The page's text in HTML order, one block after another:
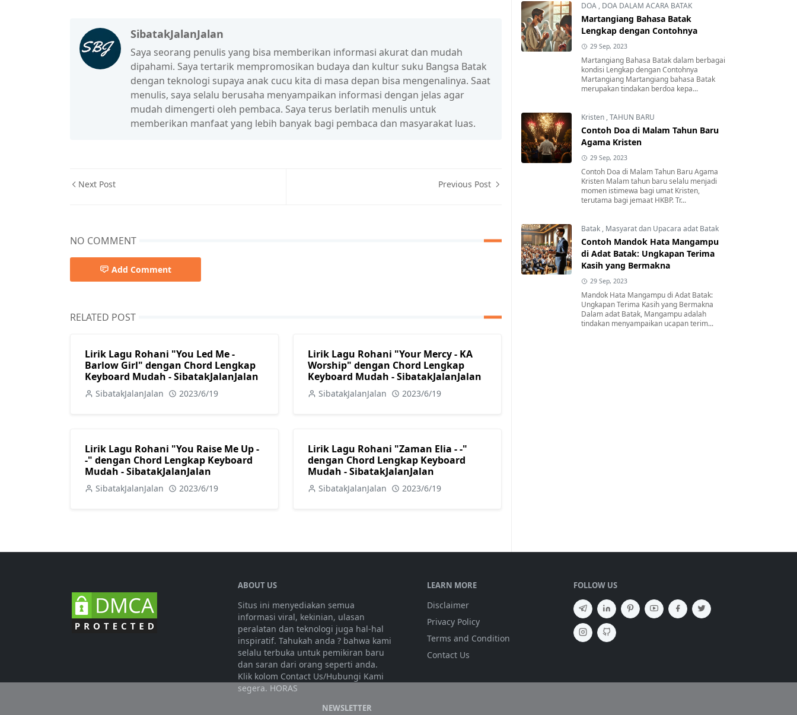
SibatakJalanJalan
Saya seorang penulis yang bisa memberikan informasi akurat dan mudah
dipahami. Saya tertarik mempromosikan budaya dan kultur suku Bangsa Batak
dengan teknologi supaya anak cucu kita di masa depan bisa mengenalinya. Saat
menulis, saya selalu berusaha menyampaikan informasi dengan jelas agar
mudah dimengerti oleh pembaca. Saya terus berlatih menulis untuk
memberikan manfaat yang lebih banyak bagi pembaca dan masyarakat luas.
Next Post Previous Post
NO COMMENT
Add Comment
RELATED POST
Lirik Lagu Rohani "You Led Me -
Barlow Girl" dengan Chord Lengkap
Keyboard Mudah - SibatakJalanJalan
SibatakJalanJalan 2023/6/19
Lirik Lagu Rohani "Your Mercy - KA
Worship" dengan Chord Lengkap
Keyboard Mudah - SibatakJalanJalan
SibatakJalanJalan 2023/6/19
Lirik Lagu Rohani "You Raise Me Up -
-" dengan Chord Lengkap Keyboard
Mudah - SibatakJalanJalan
SibatakJalanJalan 2023/6/19
Lirik Lagu Rohani "Zaman Elia - -"
dengan Chord Lengkap Keyboard
Mudah - SibatakJalanJalan
SibatakJalanJalan 2023/6/19
DOA , DOA DALAM ACARA BATAK
Martangiang Bahasa Batak
Lengkap dengan Contohnya
29 Sep, 2023
Martangiang Bahasa Batak dalam berbagai
kondisi Lengkap dengan Contohnya
Martangiang Martangiang bahasa Batak
merupakan tindakan berdoa kepa...
Kristen ,TAHUN BARU
Contoh Doa di Malam Tahun Baru
Agama Kristen
29 Sep, 2023
Contoh Doa di Malam Tahun Baru Agama
Kristen Malam tahun baru selalu menjadi
momen istimewa bagi umat Kristen,
terutama bagi jemaat HKBP. Tr...
Batak , Masyarat dan Upacara adat Batak
Contoh Mandok Hata Mangampu
di Adat Batak: Ungkapan Terima
Kasih yang Bermakna
29 Sep, 2023
Mandok Hata Mangampu di Adat Batak:
Ungkapan Terima Kasih yang Bermakna
Dalam adat Batak, Mangampu adalah
tindakan menyampaikan ucapan terim...
ABOUT US
Situs ini menyediakan semua
informasi viral, kekinian, ulasan
peralatan dan teknologi juga hal-hal
inspiratif. Tahukah anda ? bahwa kami
selalu terbuka untuk pemikiran baru
dan saran dari orang seperti anda.
Klik kolom Contact Us/Hubungi Kami
segera. HORAS
LEARN MORE
Disclaimer
Privacy Policy
Terms and Condition
Contact Us
FOLLOW US
NEWSLETTER